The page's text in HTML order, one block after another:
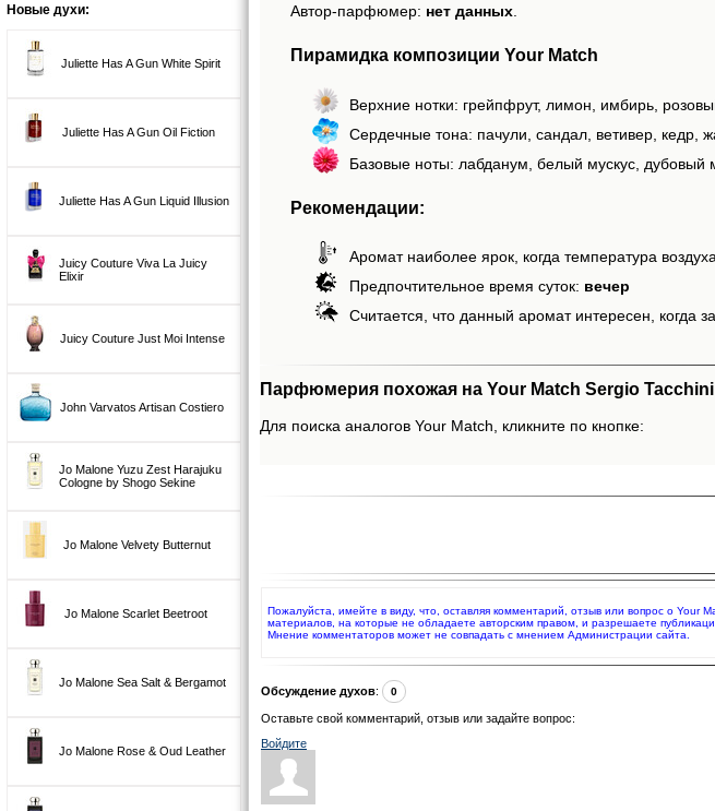
Новые духи:
Juliette Has A Gun White Spirit
Juliette Has A Gun Oil Fiction
Juliette Has A Gun Liquid Illusion
Juicy Couture Viva La Juicy
Elixir
Juicy Couture Just Moi Intense
John Varvatos Artisan Costiero
Jo Malone Yuzu Zest Harajuku
Cologne by Shogo Sekine
Jo Malone Velvety Butternut
Jo Malone Scarlet Beetroot
Jo Malone Sea Salt & Bergamot
Jo Malone Rose & Oud Leather
Автор-парфюмер: нет данных
Пирамидка композиции Your Match
Верхние нотки: грейпфрут, лимон, имбирь,
Сердечные тона: пачули, сандал, ветивер, кедр,
Базовые ноты: лабданум, белый мускус, дубовый
Рекомендации:
Аромат наиболее ярок, когда температура
Предпочтительное время суток: вечер
Считается, что данный аромат интересен, когда
Парфюмерия похожая на Your Match Sergio Tacchini
Для поиска аналогов Your Match, кликните по кнопке:
Пожалуйста, имейте в виду, что, оставляя комментарий, отзыв или вопрос о Your
материалов, на которые не обладаете авторским правом, и разрешаете
Мнение комментаторов может не совпадать с мнением Администрации сайта.
Обсуждение духов: 0
Оставьте свой комментарий, отзыв или задайте вопрос:
Войдите